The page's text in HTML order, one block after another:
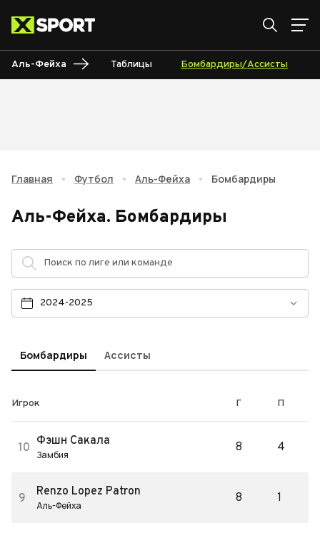
Аль-Фейха Таблицы Бомбардиры/Ассисты
Главная • Футбол • Аль-Фейха • Бомбардиры
Аль-Фейха. Бомбардиры
Бомбардиры Ассисты
2024-2025
Игрок Г П
10 Фэшн Сакала
Замбия
8 4
9 Renzo Lopez Patron
Аль-Фейха
8 1